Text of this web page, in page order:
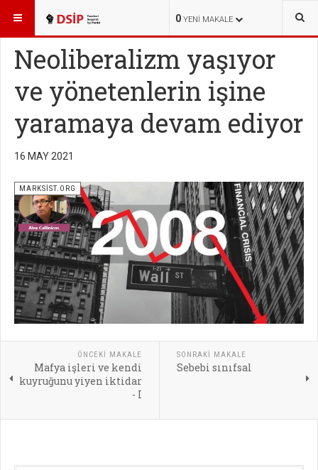
0 YENI MAKALE
BURADASINIZ: YAYINLAR MARKSİST.ORG
Neoliberalizm yaşıyor
ve yönetenlerin işine
yaramaya devam ediyor
16 MAY 2021
MARKSİST.ORG
ÖNCEKI MAKALE
Mafya işleri ve kendi
kuyruğunu yiyen iktidar
- I
SONRAKI MAKALE
Sebebi sınıfsal